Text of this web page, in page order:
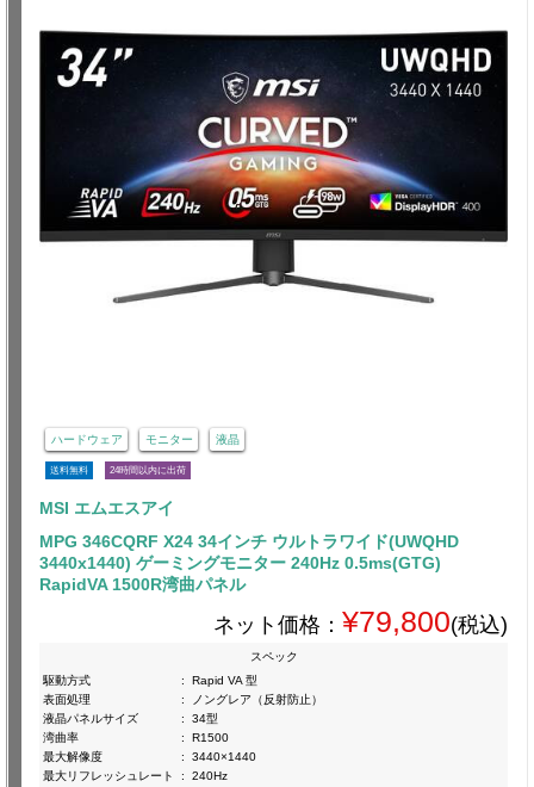
ハードウェア モニター 液晶
送料無料 24時間以内に出荷
MSI エムエスアイ
MPG 346CQRF X24 34インチ ウルトラワイド(UWQHD
3440x1440) ゲーミングモニター 240Hz 0.5ms(GTG)
RapidVA 1500R湾曲パネル
ネット価格： ¥79,800(税込)
スペック
駆動方式
:
Rapid VA 型
表面処理
:
ノングレア（反射防止）
液晶パネルサイズ
:
34型
湾曲率
:
R1500
最大解像度
:
3440×1440
最大リフレッシュレート
: 240Hz